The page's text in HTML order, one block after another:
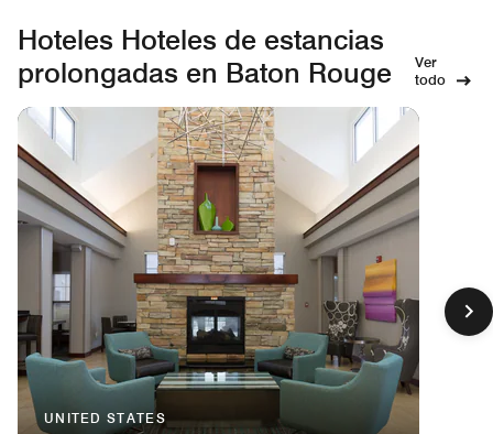
Hoteles Hoteles de estancias
prolongadas en Baton Rouge
Ver
todo
UNITED STATES